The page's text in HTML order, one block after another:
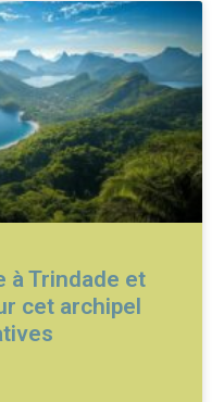
à Trindade et
cet archipel